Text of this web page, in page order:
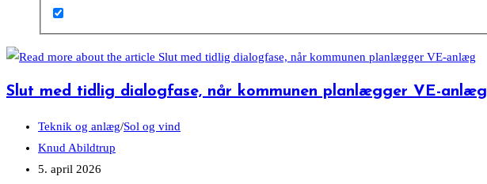
Slut med tidlig dialogfase, når kommunen planlægger VE-anlæg
Post
category:
Teknik og anlæg/Sol og vind
Post
author:
Knud Abildtrup
Post
5. april 2026